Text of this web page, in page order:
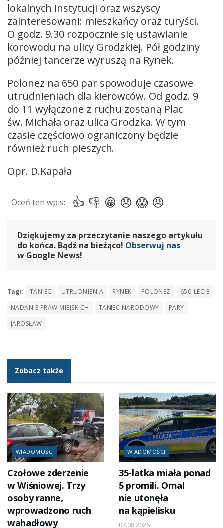
lokalnych instytucji oraz wszyscy
zainteresowani: mieszkańcy oraz turyści.
O godz. 9.30 rozpocznie się ustawianie
korowodu na ulicy Grodzkiej. Pół godziny
później tancerze wyruszą na Rynek.
Polonez na 650 par spowoduje czasowe
utrudnieniach dla kierowców. Od godz. 9
do 11 wyłączone z ruchu zostaną Plac
św. Michała oraz ulica Grodzka. W tym
czasie częściowo ograniczony będzie
również ruch pieszych.
Opr. D.Kapała
Dziękujemy za przeczytanie naszego artykułu
do końca. Bądź na bieżąco! Obserwuj nas
w Google News!
Tagi: TANIEC UTRUDNIENIA RYNEK POLONEZ
650-LECIE
NADANIE PRAW MIEJSKICH
TANIEC NARODOWY
PARY
JAROSŁAW
Zobacz także
WIADOMOŚCI
Czołowe zderzenie
w Wiśniowej. Trzy
osoby ranne,
wprowadzono ruch
wahadłowy
WIADOMOŚCI
35-latka miała ponad
5 promili. Omal
nie utonęła
na kąpielisku
07.08.2026